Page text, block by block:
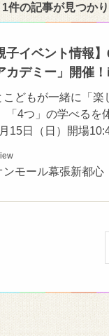
件の記事が見つか
子イベント情報
カデミー」開催
こどもが一緒に「楽
「4つ」の学べるを
15日（日）開場
ンモール幕張新都心